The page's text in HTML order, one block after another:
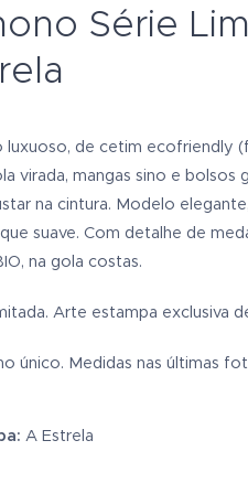
Série
luxuoso, de cetim ecofriendly
virada, mangas sino e bolsos
na cintura. Modelo
suave. Com detalhe de
na gola costas.
Arte estampa exclusiva
único. Medidas nas últimas
A Estrela